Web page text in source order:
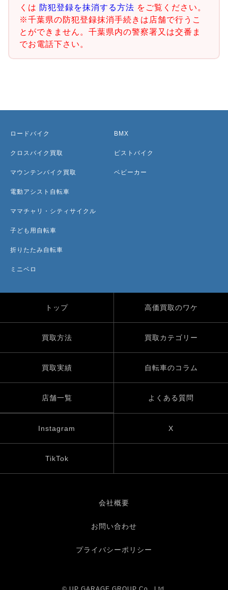
くは 防犯登録を抹消する方法 をご覧ください。
※千葉県の防犯登録抹消手続きは店舗で行うこ
とができません。千葉県内の警察署又は交番ま
でお電話下さい。
ロードバイク
クロスバイク買取
マウンテンバイク買取
電動アシスト自転車
ママチャリ・シティサイクル
子ども用自転車
折りたたみ自転車
ミニベロ
BMX
ピストバイク
ベビーカー
トップ 高価買取のワケ
買取方法 買取カテゴリー
買取実績 自転車のコラム
店舗一覧 よくある質問
Instagram X
TikTok
会社概要
お問い合わせ
プライバシーポリシー